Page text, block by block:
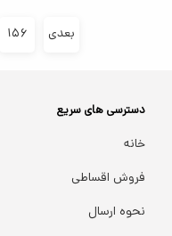
۱۵۶ بعدی
دسترسی های سریع
خانه
فروش اقساطی
نحوه ارسال